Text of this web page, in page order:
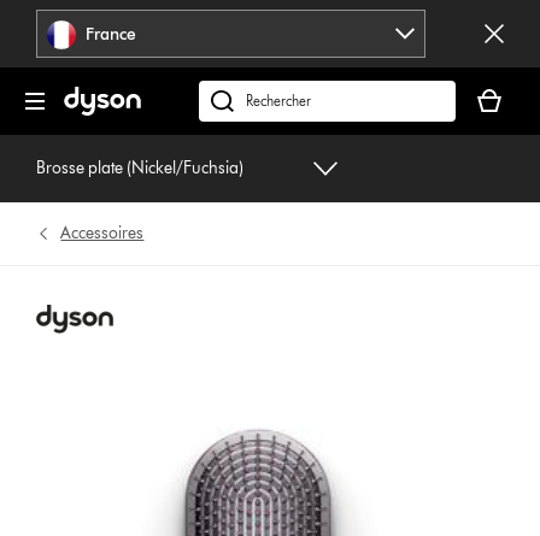
Sauter
pages
France
Rechercher
des
produits
panier
est
Brosse plate (Nickel/Fuchsia)
Accessoires